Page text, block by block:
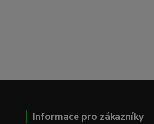
Informace pro zákazníky